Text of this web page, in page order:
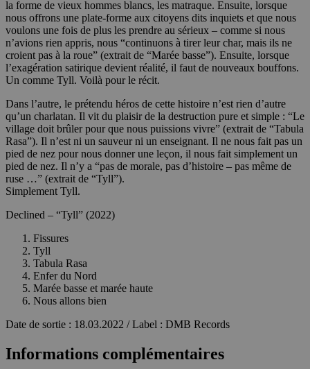
la forme de vieux hommes blancs, les matraque. Ensuite, lorsque
nous offrons une plate-forme aux citoyens dits inquiets et que nous
voulons une fois de plus les prendre au sérieux – comme si nous
n’avions rien appris, nous “continuons à tirer leur char, mais ils ne
croient pas à la roue” (extrait de “Marée basse”). Ensuite, lorsque
l’exagération satirique devient réalité, il faut de nouveaux bouffons.
Un comme Tyll. Voilà pour le récit.
Dans l’autre, le prétendu héros de cette histoire n’est rien d’autre
qu’un charlatan. Il vit du plaisir de la destruction pure et simple : “Le
village doit brûler pour que nous puissions vivre” (extrait de “Tabula
Rasa”). Il n’est ni un sauveur ni un enseignant. Il ne nous fait pas un
pied de nez pour nous donner une leçon, il nous fait simplement un
pied de nez. Il n’y a “pas de morale, pas d’histoire – pas même de
ruse …” (extrait de “Tyll”).
Simplement Tyll.
Declined – “Tyll” (2022)
Fissures
Tyll
Tabula Rasa
Enfer du Nord
Marée basse et marée haute
Nous allons bien
Date de sortie : 18.03.2022 / Label : DMB Records
Informations complémentaires